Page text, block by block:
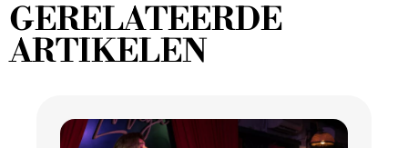
GERELATEERDE
ARTIKELEN